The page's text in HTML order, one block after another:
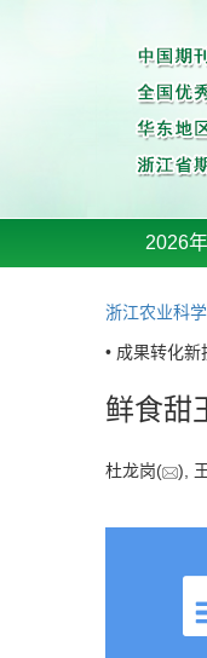
2026
浙江农业科学
• 成果转化新
鲜食甜
杜龙岗( ),